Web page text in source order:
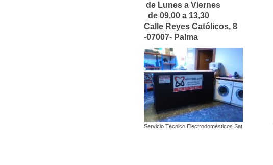
de Lunes a Viernes
de 09,00 a 13,30
Calle Reyes Católicos, 8
-07007- Palma
Servicio Técnico Electrodomésticos Sat